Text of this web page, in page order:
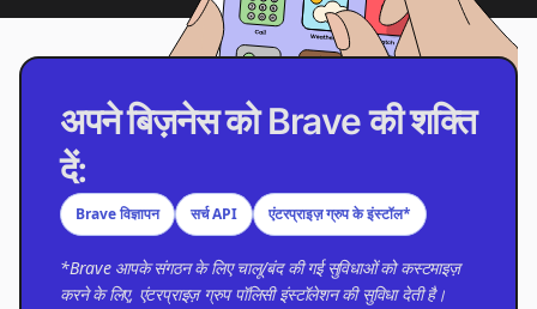
अपने बिज़नेस को Brave की शक्ति
दें:
Brave विज्ञापन सर्च API एंटरप्राइज़ ग्रुप के इंस्टॉल*
*Brave आपके संगठन के लिए चालू/बंद की गई सुविधाओं को कस्टमाइज़
करने के लिए, एंटरप्राइज़ ग्रुप पॉलिसी इंस्टॉलेशन की सुविधा देती है।